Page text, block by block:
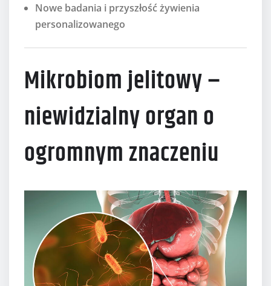
Nowe badania i przyszłość żywienia
personalizowanego
Mikrobiom jelitowy –
niewidzialny organ o
ogromnym znaczeniu